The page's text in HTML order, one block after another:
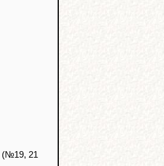
(№19, 21